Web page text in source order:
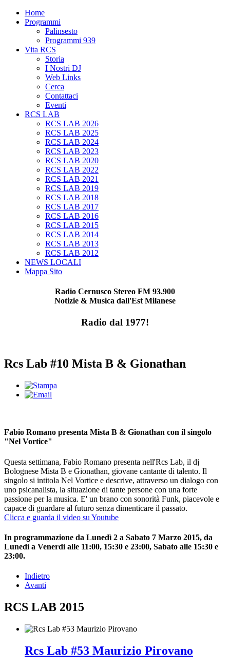
Home
Programmi
Palinsesto
Programmi 939
Vita RCS
Storia
I Nostri DJ
Web Links
Cerca
Contattaci
Eventi
RCS LAB
RCS LAB 2026
RCS LAB 2025
RCS LAB 2024
RCS LAB 2023
RCS LAB 2020
RCS LAB 2022
RCS LAB 2021
RCS LAB 2019
RCS LAB 2018
RCS LAB 2017
RCS LAB 2016
RCS LAB 2015
RCS LAB 2014
RCS LAB 2013
RCS LAB 2012
NEWS LOCALI
Mappa Sito
Radio Cernusco Stereo FM 93.900
Notizie & Musica dall'Est Milanese
Radio dal 1977!
Rcs Lab #10 Mista B & Gionathan
Fabio Romano presenta Mista B & Gionathan con il singolo
"Nel Vortice"
Questa settimana, Fabio Romano presenta nell'Rcs Lab, il dj
Bolognese Mista B e Gionathan, giovane cantante di talento. Il
singolo si intitola Nel Vortice e descrive, attraverso un dialogo con
uno psicanalista, la situazione di tante persone con una forte
passione per la musica. E' un brano con sonorità Funk, piacevole e
capace di guardare al futuro senza dimenticare il passato.
Clicca e guarda il video su Youtube
In programmazione da Lunedì 2 a Sabato 7 Marzo 2015, da
Lunedì a Venerdì alle 11:00, 15:30 e 23:00, Sabato alle 15:30 e
23:00.
Indietro
Avanti
RCS LAB 2015
Rcs Lab #53 Maurizio Pirovano